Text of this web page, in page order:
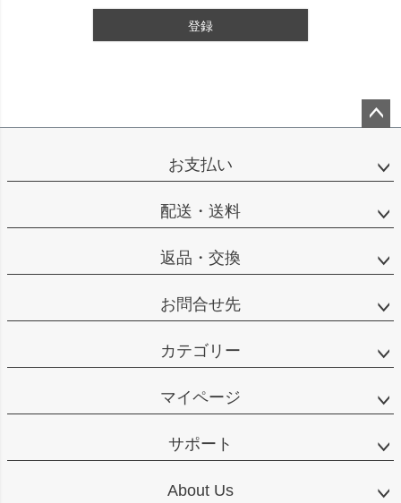
登録
ップ
お支払い
配送・送料
返品・交換
お問合せ先
カテゴリー
マイページ
サポート
About Us